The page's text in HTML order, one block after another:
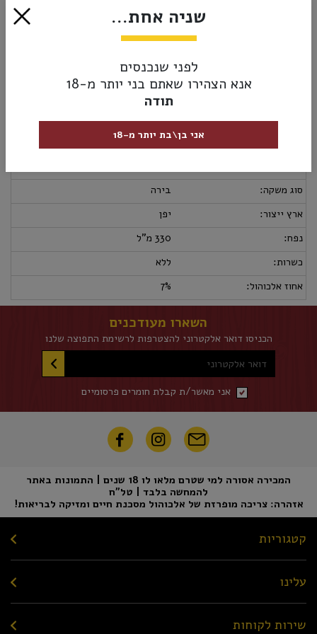
₪16.50
מק”ט:4934418000818
סוג משקה:
בירה
ארץ ייצור:
יפן
נפח:
330 מ"ל
כשרות:
ללא
אחוז אלכוהול:
7%
השארו מעודכנים
הכניסו דואר אלקטרוני להצטרפות לרשימת התפוצה שלנו
דואר אלקטרוני
אני מאשר/ת קבלת חומרים פרסומיים
המכירה אסורה למי שטרם מלאו לו 18 שנים | התמונות באתר
להמחשה בלבד | טל"ח
אזהרה: צריכה מופרזת של אלכוהול מסכנת חיים ומזיקה לבריאות!
קטגוריות
עלינו
שירות לקוחות
שניה אחת...
לפני שנכנסים
אנא הצהירו שאתם בני יותר מ-18
תודה
אני בן\בת יותר מ-18